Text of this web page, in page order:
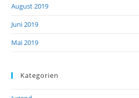
August 2019
Juni 2019
Mai 2019
Kategorien